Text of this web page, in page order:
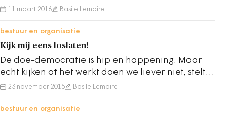
werkelijk macht te delen, wordt aan de
11 maart 2016 Basile Lemaire
bestuur en organisatie
Kijk mij eens loslaten!
De doe-democratie is hip en happening. Maar
echt kijken of het werkt doen we liever niet, stelt
Basile Lemaire. We zijn geen…
23 november 2015 Basile Lemaire
bestuur en organisatie